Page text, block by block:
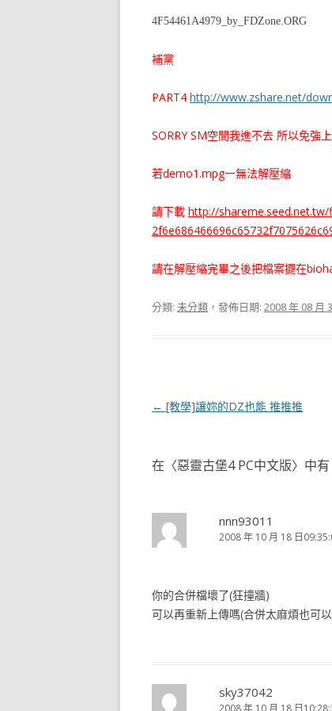
4F54461A4979_by_FDZone.ORG
補黨
PART4 http://www.zshare.net/
SORRY SM空間我進不去 所以免強
若demo1.mpg一無法解壓縮
請下載 http://
請在解壓縮完畢之後把檔案擺在
分類: 未分類 ，發佈日期: 2008 年 08 月
文
覽
← [教學]讓妳的DZ也能 推推推
在〈惡靈古堡4 PC中文版〉中
nnn93011
2008 年 10 月 18 日
你的合併檔壞了(狂撞牆)
可以再重新上傳嗎(合併太麻煩也可
sky37042
2008 年 10 月 18 日